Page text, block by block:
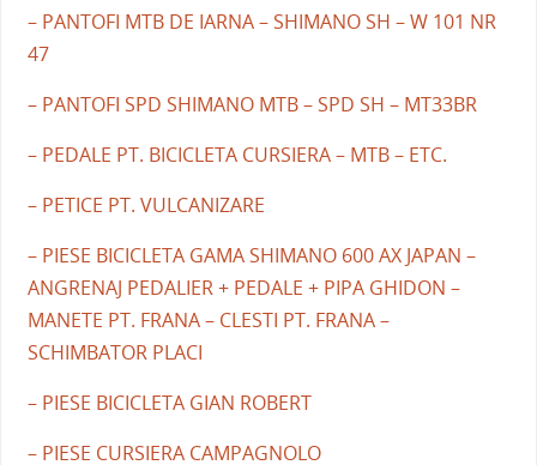
– PANTOFI MTB DE IARNA – SHIMANO SH – W 101 NR
47
– PANTOFI SPD SHIMANO MTB – SPD SH – MT33BR
– PEDALE PT. BICICLETA CURSIERA – MTB – ETC.
– PETICE PT. VULCANIZARE
– PIESE BICICLETA GAMA SHIMANO 600 AX JAPAN –
ANGRENAJ PEDALIER + PEDALE + PIPA GHIDON –
MANETE PT. FRANA – CLESTI PT. FRANA –
SCHIMBATOR PLACI
– PIESE BICICLETA GIAN ROBERT
– PIESE CURSIERA CAMPAGNOLO